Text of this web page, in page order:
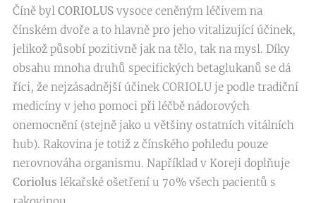
Číně byl CORIOLUS vysoce ceněným léčivem na
čínském dvoře a to hlavně pro jeho vitalizující účinek,
jelikož působí pozitivně jak na tělo, tak na mysl. Díky
obsahu mnoha druhů specifických betaglukanů se dá
říci, že nejzásadnější účinek CORIOLU je podle tradiční
medicíny v jeho pomoci při léčbě nádorových
onemocnění (stejně jako u většiny ostatních vitálních
hub). Rakovina je totiž z čínského pohledu pouze
nerovnováha organismu. Například v Koreji doplňuje
Coriolus lékařské ošetření u 70% všech pacientů s